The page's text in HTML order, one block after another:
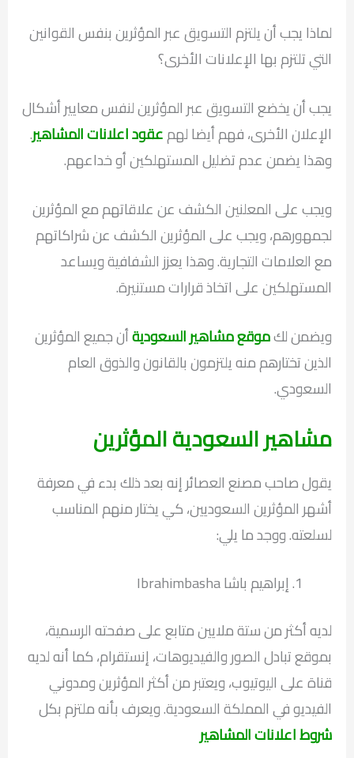
لماذا يجب أن يلتزم التسويق عبر المؤثرين بنفس القوانين
التي تلتزم بها الإعلانات الأخرى؟
يجب أن يخضع التسويق عبر المؤثرين لنفس معايير أشكال
الإعلان الأخرى، فهم أيضا لهمعقود اعلانات المشاهير.
وهذا يضمن عدم تضليل المستهلكين أو خداعهم.
ويجب على المعلنين الكشف عن علاقاتهم مع المؤثرين
لجمهورهم، ويجب على المؤثرين الكشف عن شراكاتهم
مع العلامات التجارية. وهذا يعزز الشفافية ويساعد
المستهلكين على اتخاذ قرارات مستنيرة.
ويضمن لكموقع مشاهير السعوديةأن جميع المؤثرين
الذين تختارهم منه يلتزمون بالقانون والذوق العام
السعودي.
مشاهير السعودية المؤثرين
يقول صاحب مصنع العصائر إنه بعد ذلك بدء في معرفة
أشهر المؤثرين السعوديين، كي يختار منهم المناسب
لسلعته. ووجد ما يلي:
إبراهيم باشا Ibrahimbasha
لديه أكثر من ستة ملايين متابع على صفحته الرسمية،
بموقع تبادل الصور والفيديوهات، إنستقرام، كما أنه لديه
قناة على اليوتيوب، ويعتبر من أكثر المؤثرين ومدوني
الفيديو في المملكة السعودية. ويعرف بأنه ملتزم بكل
شروط اعلانات المشاهير